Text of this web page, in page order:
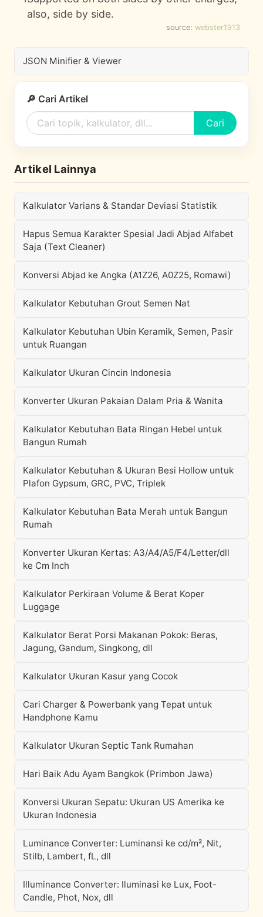
also, side by side.
source: webster1913
JSON Minifier & Viewer
🔎 Cari Artikel
Cari
Artikel Lainnya
Kalkulator Varians & Standar Deviasi Statistik
Hapus Semua Karakter Spesial Jadi Abjad Alfabet
Saja (Text Cleaner)
Konversi Abjad ke Angka (A1Z26, A0Z25, Romawi)
Kalkulator Kebutuhan Grout Semen Nat
Kalkulator Kebutuhan Ubin Keramik, Semen, Pasir
untuk Ruangan
Kalkulator Ukuran Cincin Indonesia
Konverter Ukuran Pakaian Dalam Pria & Wanita
Kalkulator Kebutuhan Bata Ringan Hebel untuk
Bangun Rumah
Kalkulator Kebutuhan & Ukuran Besi Hollow untuk
Plafon Gypsum, GRC, PVC, Triplek
Kalkulator Kebutuhan Bata Merah untuk Bangun
Rumah
Konverter Ukuran Kertas: A3/A4/A5/F4/Letter/dll
ke Cm Inch
Kalkulator Perkiraan Volume & Berat Koper
Luggage
Kalkulator Berat Porsi Makanan Pokok: Beras,
Jagung, Gandum, Singkong, dll
Kalkulator Ukuran Kasur yang Cocok
Cari Charger & Powerbank yang Tepat untuk
Handphone Kamu
Kalkulator Ukuran Septic Tank Rumahan
Hari Baik Adu Ayam Bangkok (Primbon Jawa)
Konversi Ukuran Sepatu: Ukuran US Amerika ke
Ukuran Indonesia
Luminance Converter: Luminansi ke cd/m², Nit,
Stilb, Lambert, fL, dll
Illuminance Converter: Iluminasi ke Lux, Foot-
Candle, Phot, Nox, dll